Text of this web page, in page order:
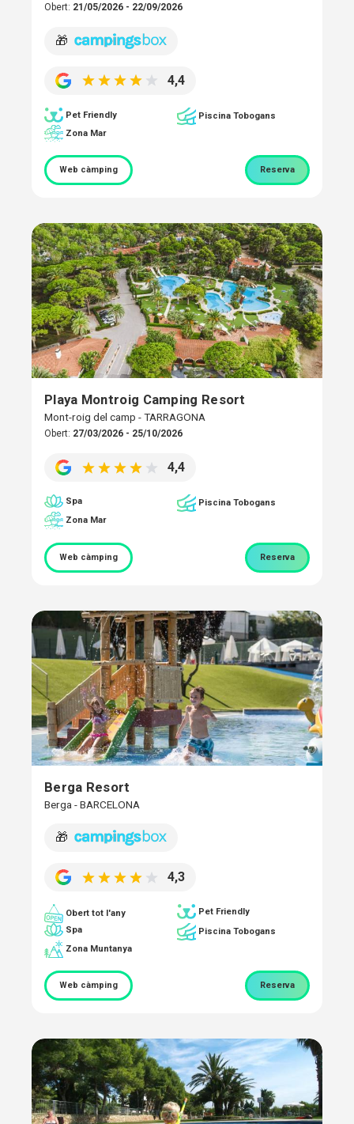
Obert: 21/05/2026 - 22/09/2026
🎁
4,4
Pet Friendly
Piscina Tobogans
Zona Mar
Web càmping Reserva
Playa Montroig Camping Resort
Mont-roig del camp - TARRAGONA
Obert: 27/03/2026 - 25/10/2026
4,4
Spa
Piscina Tobogans
Zona Mar
Web càmping Reserva
Berga Resort
Berga - BARCELONA
🎁
4,3
Obert tot l'any
Pet Friendly
Spa
Piscina Tobogans
Zona Muntanya
Web càmping Reserva